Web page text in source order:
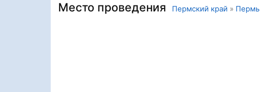
Место проведения Пермский край » Пермь